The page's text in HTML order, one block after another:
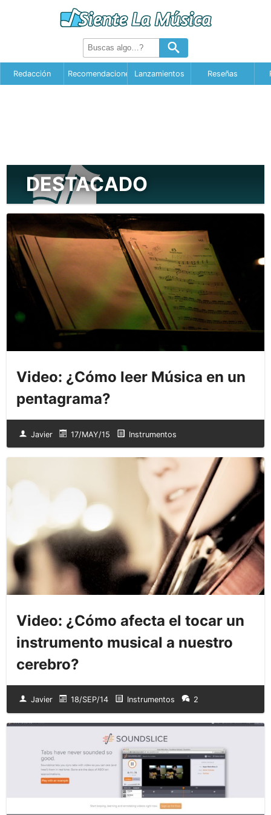
Redacción Recomendaciones Lanzamientos Reseñas
DESTACADO
Video: ¿Cómo leer Música en un
pentagrama?
Javier 17/MAY/15 Instrumentos
Video: ¿Cómo afecta el tocar un
instrumento musical a nuestro
cerebro?
Javier 18/SEP/14 Instrumentos 2